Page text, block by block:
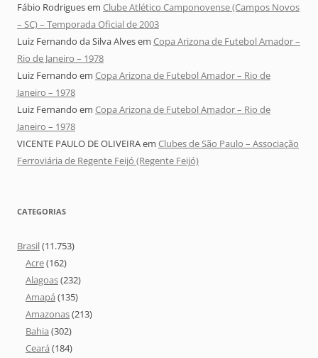
Fábio Rodriguesem Clube Atlético Camponovense (Campos Novos
– SC) – Temporada Oficial de 2003
Luiz Fernando da Silva Alvesem Copa Arizona de Futebol Amador –
Rio de Janeiro – 1978
Luiz Fernando em Copa Arizona de Futebol Amador – Rio de
Janeiro – 1978
Luiz Fernando em Copa Arizona de Futebol Amador – Rio de
Janeiro – 1978
VICENTE PAULO DE OLIVEIRAem Clubes de São Paulo – Associação
Ferroviária de Regente Feijó (Regente Feijó)
CATEGORIAS
Brasil(11.753)
Acre(162)
Alagoas(232)
Amapá (135)
Amazonas(213)
Bahia (302)
Ceará (184)